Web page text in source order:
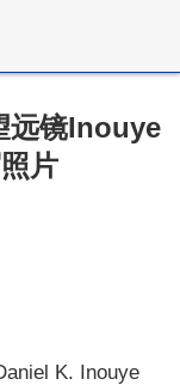
远镜Inouye
片
K. Inouye